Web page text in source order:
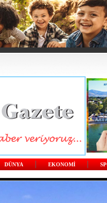
DÜNYA EKONOMİ